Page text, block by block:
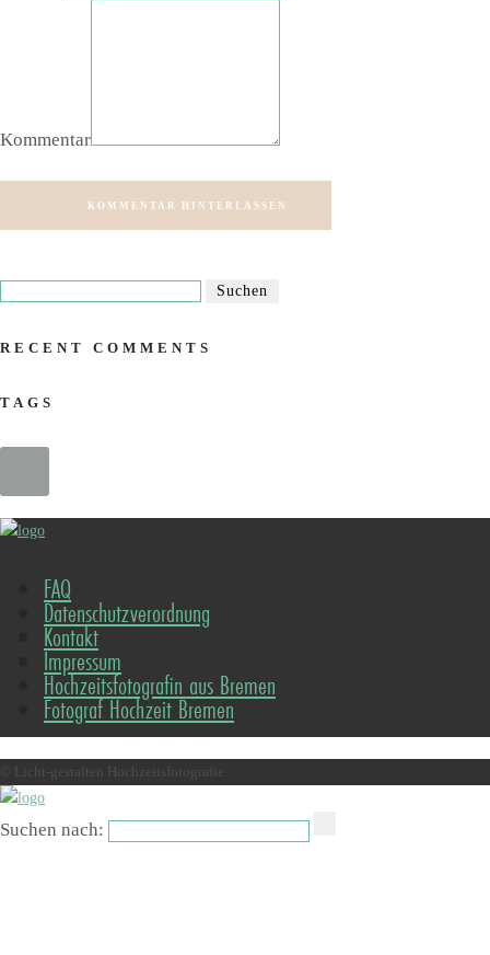
Kommentar
KOMMENTAR HINTERLASSEN
RECENT COMMENTS
TAGS
FAQ
Datenschutzverordnung
Kontakt
Impressum
Hochzeitsfotografin aus Bremen
Fotograf Hochzeit Bremen
© Licht-gestalten Hochzeitsfotografie
Suchen nach: